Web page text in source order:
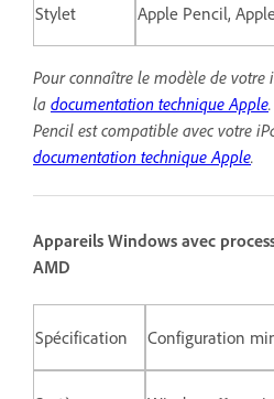
Stylet Apple Pencil,
Pour connaître le modèle de votre
la documentation technique Apple.
Pencil est compatible avec votre
documentation technique Apple.
Appareils Windows avec
AMD
Spécification Configuration